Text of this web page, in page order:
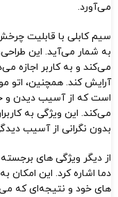
می‌آورد.
به شمار می‌آید. این
می‌کند و به کاربر اجازه
است که از آسیب دیدن و
می‌کند. این ویژگی به
بدون نگرانی از آسیب
دما اشاره کرد. این امکان
های خود و نتیجه‌ای که